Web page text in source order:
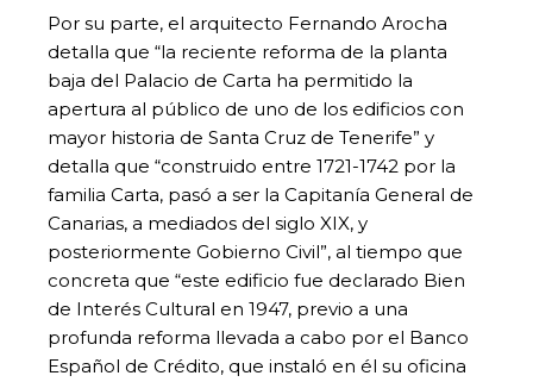
Por su parte, el arquitecto Fernando Arocha
detalla que “la reciente reforma de la planta
baja del Palacio de Carta ha permitido la
apertura al público de uno de los edificios con
mayor historia de Santa Cruz de Tenerife” y
detalla que “construido entre 1721-1742 por la
familia Carta, pasó a ser la Capitanía General de
Canarias, a mediados del siglo XIX, y
posteriormente Gobierno Civil”, al tiempo que
concreta que “este edificio fue declarado Bien
de Interés Cultural en 1947, previo a una
profunda reforma llevada a cabo por el Banco
Español de Crédito, que instaló en él su oficina